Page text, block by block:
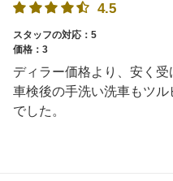
4.5
スタッフの対応：5
価格：3
ディラー価格より、安く受
車検後の手洗い洗車もツ
でした。